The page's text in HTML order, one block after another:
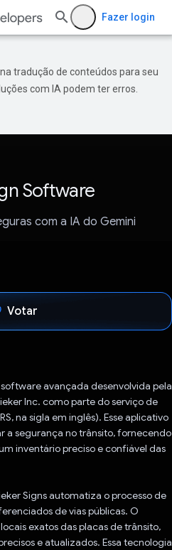
Fazer login
tradução de conteúdos para seu
com IA podem ter erros.
Software
com a IA do Gemini
Votar
avançada desenvolvida pela
Inc. como parte do serviço de
na sigla em inglês). Esse aplicativo
a segurança no trânsito, fornecendo
inventário preciso e confiável das
Signs automatiza o processo de
de vias públicas. O
exatos das placas de trânsito,
e atualizados. Essa tecnologia